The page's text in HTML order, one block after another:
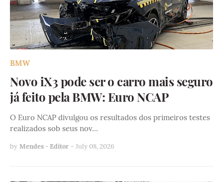
BMW
Novo iX3 pode ser o carro mais seguro
já feito pela BMW: Euro NCAP
O Euro NCAP divulgou os resultados dos primeiros testes
realizados sob seus nov…
by Mendes - Editor - July 08, 2026